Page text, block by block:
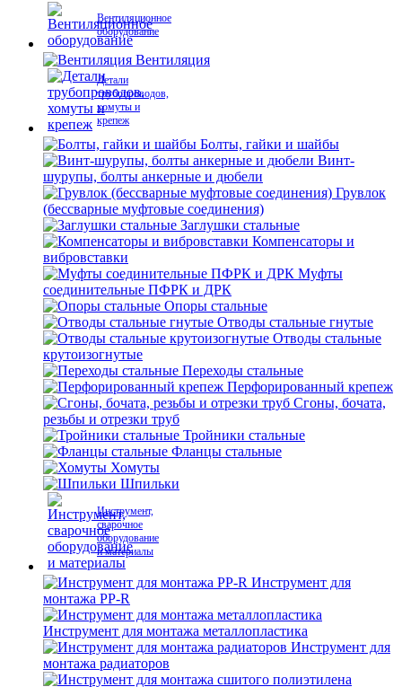
Вентиляционное
оборудование
Вентиляция
Детали
трубопроводов,
хомуты и
крепеж
Болты, гайки и шайбы
Винт-
шурупы, болты анкерные и дюбели
Грувлок
(бессварные муфтовые соединения)
Заглушки стальные
Компенсаторы и
вибровставки
Муфты
соединительные ПФРК и ДРК
Опоры стальные
Отводы стальные гнутые
Отводы стальные
крутоизогнутые
Переходы стальные
Перфорированный крепеж
Сгоны, бочата,
резьбы и отрезки труб
Тройники стальные
Фланцы стальные
Хомуты
Шпильки
Инструмент,
сварочное
оборудование
и материалы
Инструмент для
монтажа PP-R
Инструмент для монтажа металлопластика
Инструмент для
монтажа радиаторов